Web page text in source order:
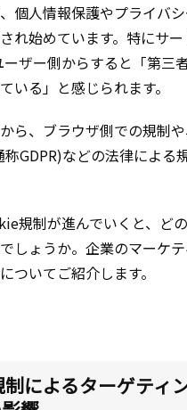
個人情報保護やプライバ
れ始めています。特にサ
ザー側からすると「第三
いる」と感じられます。
ら、ブラウザ側での規制
GDPR)などの法律による
規制が進んでいくと、ど
しょうか。企業のマーケ
ついてご紹介します。
によるターゲティ